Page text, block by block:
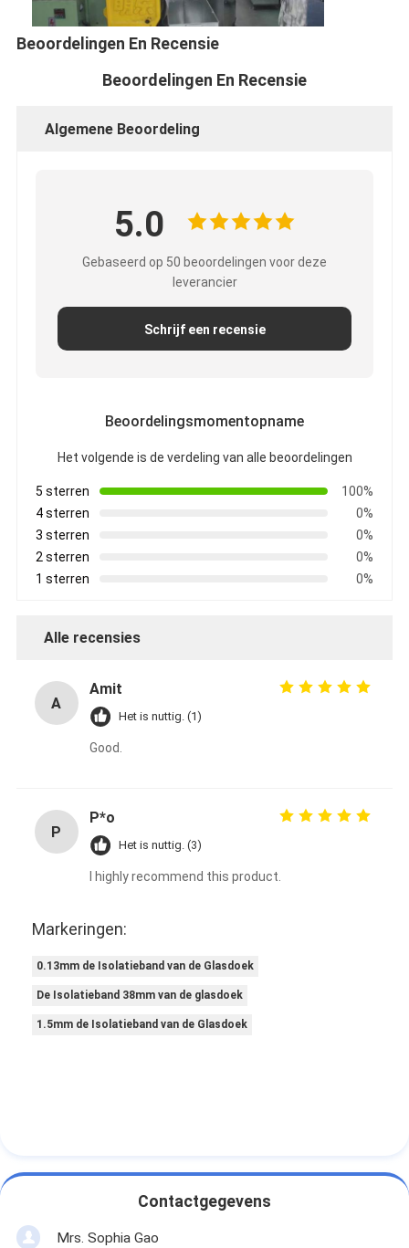
Huis
Kwaliteitscontrole
Contacteer ons
Zelfklevende Isolatieband
De Isolatieband van de glasdoek
De Plakband van de glasdoek
De Plakband van de Polyimidefilm
De Band van het foliegrof linnen
Beoordelingen En Recensie
Beoordelingen En Recensie
Algemene Beoordeling
5.0
Gebaseerd op 50 beoordelingen voor deze
leverancier
Schrijf een recensie
Beoordelingsmomentopname
Het volgende is de verdeling van alle beoordelingen
5 sterren
100%
4 sterren
0%
3 sterren
0%
2 sterren
0%
1 sterren
0%
Alle recensies
A
Amit
Het is nuttig. (1)
Good.
P
P*o
Het is nuttig. (3)
I highly recommend this product.
Markeringen:
0.13mm de Isolatieband van de Glasdoek
De Isolatieband 38mm van de glasdoek
1.5mm de Isolatieband van de Glasdoek
Contactgegevens
Mrs. Sophia Gao